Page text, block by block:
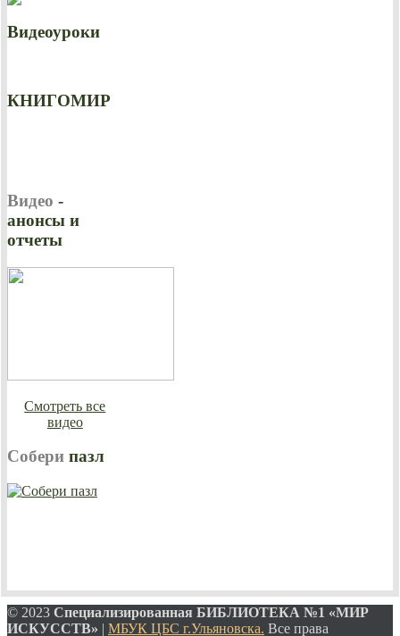
Видеоуроки
КНИГОМИР
Видео -
анонсы и
отчеты
Смотреть все
видео
Собери пазл
© 2023 Специализированная БИБЛИОТЕКА №1 «МИР
ИСКУССТВ» | МБУК ЦБС г.Ульяновска. Все права